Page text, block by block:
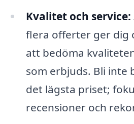
Kvalitet och service:
flera offerter ger dig
att bedöma
som erbjuds. Bli inte
det lägsta priset;
recensioner och